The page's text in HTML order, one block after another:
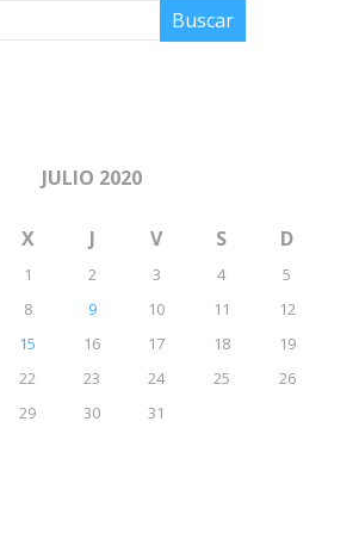
JULIO 2020
X J V S D
1 2 3 4
5
8 9 10 11
12
15 16 17 18
19
22 23 24 25
26
29 30 31